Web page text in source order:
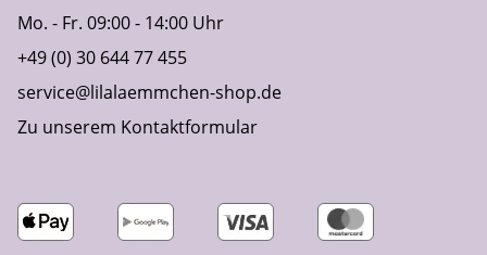
Mo. - Fr. 09:00 - 14:00 Uhr
+49 (0) 30 644 77 455
service@lilalaemmchen-shop.de
Zu unserem Kontaktformular